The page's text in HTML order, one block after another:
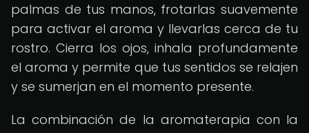
palmas de tus manos, frotarlas suavemente
para activar el aroma y llevarlas cerca de tu
rostro. Cierra los ojos, inhala profundamente
el aroma y permite que tus sentidos se relajen
y se sumerjan en el momento presente.
La combinación de la aromaterapia con la